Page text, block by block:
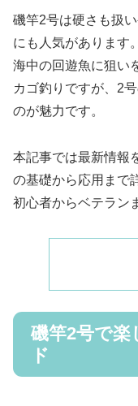
磯竿2号は硬さも扱
にも人気があります。
海中の回遊魚に狙い
カゴ釣りですが、2
のが魅力です。
本記事では最新情報
の基礎から応用まで
初心者からベテラン
磯竿2号で楽
ド